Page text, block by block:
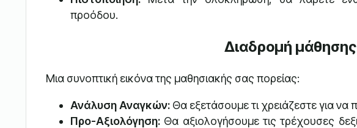
προόδου.
Διαδρομή μάθησης
Μια συνοπτική εικόνα της μαθησιακής σας πορείας:
Ανάλυση Αναγκών:Θα εξετάσουμε τι χρειάζεστε για να
Προ-Αξιολόγηση:Θα αξιολογήσουμε τις τρέχουσες